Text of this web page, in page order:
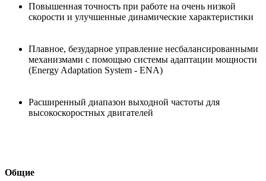
Повышенная точность при работе на очень низкой
скорости и улучшенные динамические характеристики
Плавное, безударное управление несбалансированными
механизмами с помощью системы адаптации мощности
(Energy Adaptation System - ENA)
Расширенный диапазон выходной частоты для
высокоскоростных двигателей
Общие